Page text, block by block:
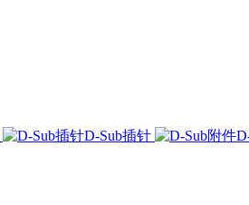
D-Sub插针